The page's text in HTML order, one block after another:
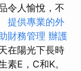
令人愉悅，不
提供專業的外
財務管理 辦護
在陽光下長時
E，C和K。